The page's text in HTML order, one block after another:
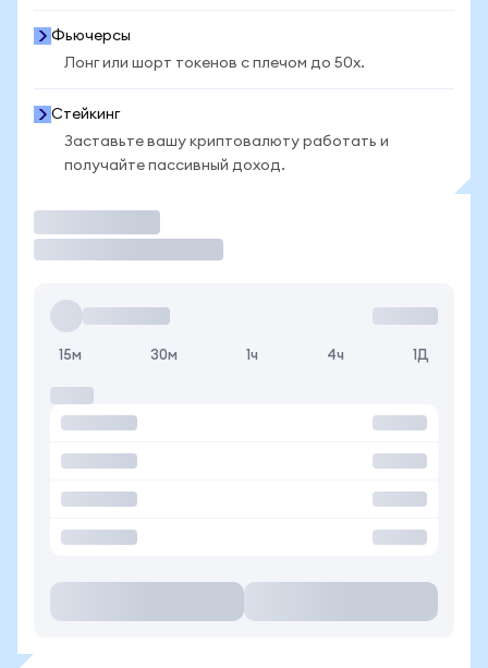
Фьючерсы
Лонг или шорт токенов с плечом до 50x.
Стейкинг
Заставьте вашу криптовалюту работать и
получайте пассивный доход.
15м 30м 1ч 4ч 1Д